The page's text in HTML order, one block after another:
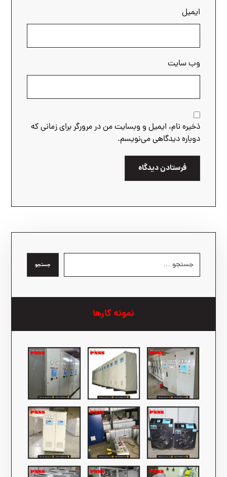
ایمیل
وب‌ سایت
ذخیره نام، ایمیل و وبسایت من در مرورگر برای زمانی که
دوباره دیدگاهی می‌نویسم.
فرستادن دیدگاه
جستجو
نمونه کارها